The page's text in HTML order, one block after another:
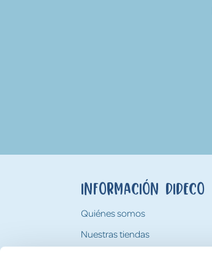
Información Dideco
Quiénes somos
Nuestras tiendas